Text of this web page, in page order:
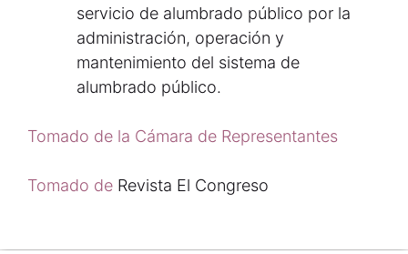
servicio de alumbrado público por la
administración, operación y
mantenimiento del sistema de
alumbrado público.
Tomado de la Cámara de Representantes
Tomado de Revista El Congreso